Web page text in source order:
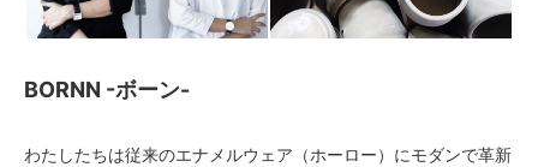
BORNN -ボーン-
わたしたちは従来のエナメルウェア（ホーロー）にモダンで革新